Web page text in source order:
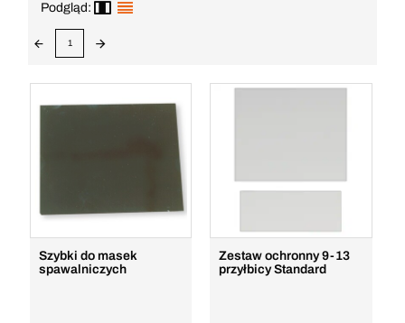
Podgląd:
1
Szybki do masek
spawalniczych
Zestaw ochronny 9-13
przyłbicy Standard